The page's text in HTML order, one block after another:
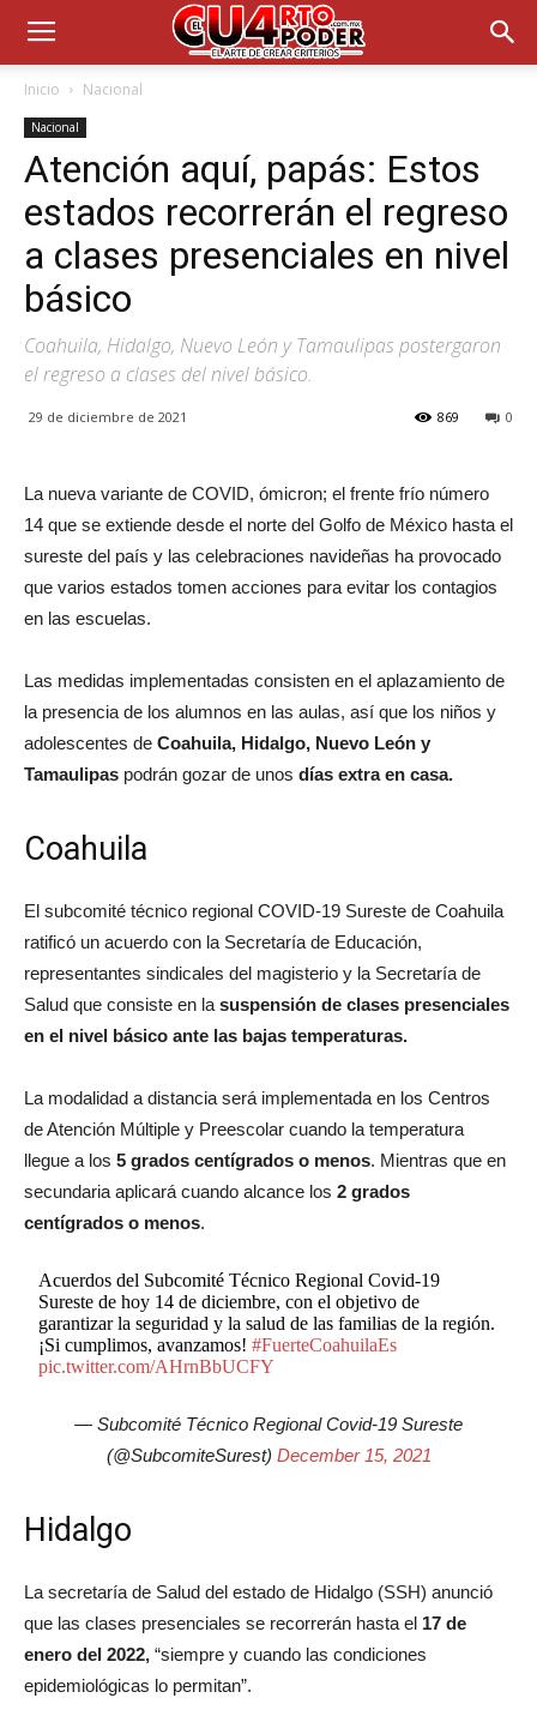
Inicio Nacional
Nacional
Atención aquí, papás: Estos
estados recorrerán el regreso
a clases presenciales en nivel
básico
Coahuila, Hidalgo, Nuevo León y Tamaulipas postergaron
el regreso a clases del nivel básico.
29 de diciembre de 2021 0
869
La nueva variante de COVID, ómicron; el frente frío número
14 que se extiende desde el norte del Golfo de México hasta el
sureste del país y las celebraciones navideñas ha provocado
que varios estados tomen acciones para evitar los contagios
en las escuelas.
Las medidas implementadas consisten en el aplazamiento de
la presencia de los alumnos en las aulas, así que los niños y
adolescentes de Coahuila, Hidalgo, Nuevo León y
Tamaulipas podrán gozar de unos días extra en casa.
Coahuila
El subcomité técnico regional COVID-19 Sureste de Coahuila
ratificó un acuerdo con la Secretaría de Educación,
representantes sindicales del magisterio y la Secretaría de
Salud que consiste en la suspensión de clases presenciales
en el nivel básico ante las bajas temperaturas.
La modalidad a distancia será implementada en los Centros
de Atención Múltiple y Preescolar cuando la temperatura
llegue a los 5 grados centígrados o menos. Mientras que en
secundaria aplicará cuando alcance los 2 grados
centígrados o menos.
Acuerdos del Subcomité Técnico Regional Covid-19
Sureste de hoy 14 de diciembre, con el objetivo de
garantizar la seguridad y la salud de las familias de la región.
¡Si cumplimos, avanzamos!#FuerteCoahuilaEs
pic.twitter.com/AHrnBbUCFY
— Subcomité Técnico Regional Covid-19 Sureste
(@SubcomiteSurest) December 15, 2021
Hidalgo
La secretaría de Salud del estado de Hidalgo (SSH) anunció
que las clases presenciales se recorrerán hasta el 17 de
enero del 2022, “siempre y cuando las condiciones
epidemiológicas lo permitan”.